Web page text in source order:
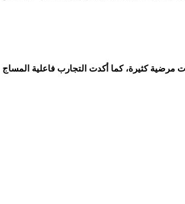
مرضية كثيرة، كما أكدت التجارب فاعلية المساج